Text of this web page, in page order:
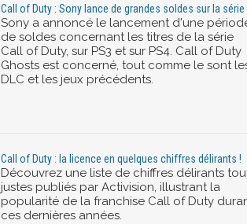
Call of Duty : Sony lance de grandes soldes sur la série
Sony a annoncé le lancement d'une
de soldes concernant les titres de la série
Call of Duty, sur PS3 et sur PS4. Call of Duty
Ghosts est concerné, tout comme le sont
DLC et les jeux précédents.
Call of Duty : la licence en quelques chiffres délirants !
Découvrez une liste de chiffres délirants
justes publiés par Activision, illustrant la
popularité de la franchise Call of Duty
ces dernières années.